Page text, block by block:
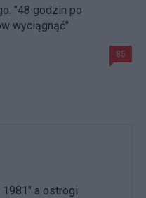
"48 godzin po
wyciągnąć"
85
a ostrogi